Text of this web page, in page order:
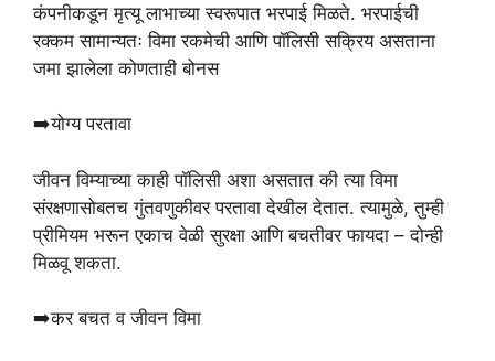
कंपनीकडून मृत्यू लाभाच्या स्वरूपात भरपाई मिळते. भरपाईची
रक्कम सामान्यतः विमा रकमेची आणि पॉलिसी सक्रिय असताना
जमाझालेला कोणताही बोनस
➡️योग्य परतावा
जीवन विम्याच्या काही पॉलिसी अशा असतात की त्या विमा
संरक्षणासोबतच गुंतवणुकीवर परतावा देखील देतात. त्यामुळे, तुम्ही
प्रीमियम भरून एकाच वेळी सुरक्षा आणि बचतीवर फायदा – दोन्ही
मिळवू शकता.
➡️कर बचत व जीवन विमा